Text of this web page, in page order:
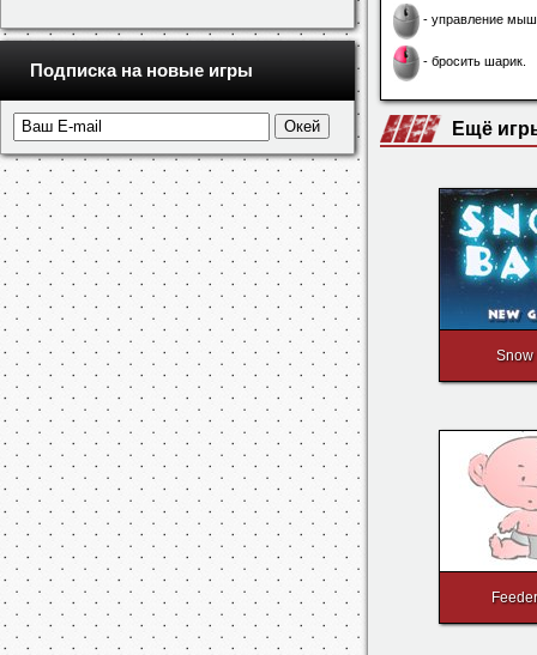
Подписка на новые игры
- управление
Ещё
Snow